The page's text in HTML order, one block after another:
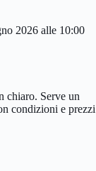
2026 alle 10:00
chiaro. Serve un
condizioni e prezzi